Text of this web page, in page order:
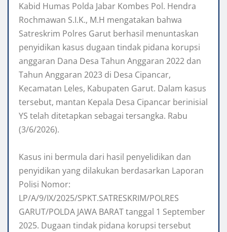
Kabid Humas Polda Jabar Kombes Pol. Hendra
Rochmawan S.I.K., M.H mengatakan bahwa
Satreskrim Polres Garut berhasil menuntaskan
penyidikan kasus dugaan tindak pidana korupsi
anggaran Dana Desa Tahun Anggaran 2022 dan
Tahun Anggaran 2023 di Desa Cipancar,
Kecamatan Leles, Kabupaten Garut. Dalam kasus
tersebut, mantan Kepala Desa Cipancar berinisial
YS telah ditetapkan sebagai tersangka. Rabu
(3/6/2026).
‎Kasus ini bermula dari hasil penyelidikan dan
penyidikan yang dilakukan berdasarkan Laporan
Polisi Nomor:
LP/A/9/IX/2025/SPKT.SATRESKRIM/POLRES
GARUT/POLDA JAWA BARAT tanggal 1 September
2025. Dugaan tindak pidana korupsi tersebut